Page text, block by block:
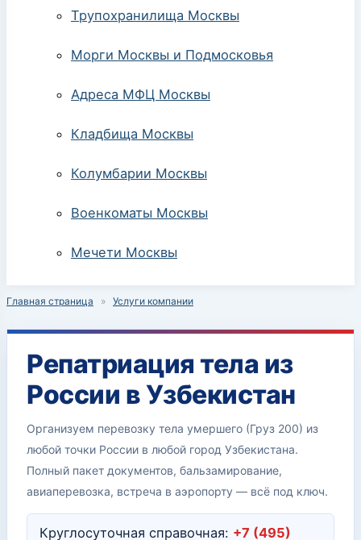
Трупохранилища Москвы
Морги Москвы и Подмосковья
Адреса МФЦ Москвы
Кладбища Москвы
Колумбарии Москвы
Военкоматы Москвы
Мечети Москвы
Главная страница » Услуги компании
Репатриация тела из
России в Узбекистан
Организуем перевозку тела умершего (Груз 200) из
любой точки России в любой город Узбекистана.
Полный пакет документов, бальзамирование,
авиаперевозка, встреча в аэропорту — всё под ключ.
Круглосуточная справочная: +7 (495)